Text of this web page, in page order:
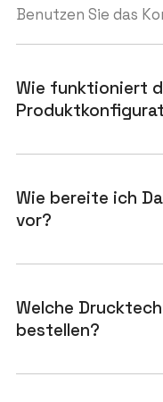
Benutzen Sie das
Wie funktioniert
Wie bereite ich
vor?
Welche
bestellen?